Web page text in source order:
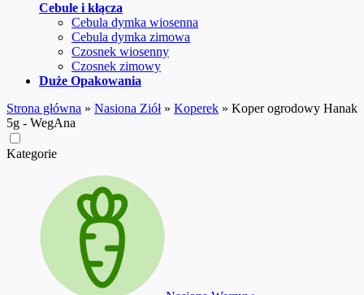
Cebule i kłącza
Cebula dymka wiosenna
Cebula dymka zimowa
Czosnek wiosenny
Czosnek zimowy
Duże Opakowania
Strona główna » Nasiona Ziół» Koperek » Koper ogrodowy Hanak
5g - WegAna
Kategorie